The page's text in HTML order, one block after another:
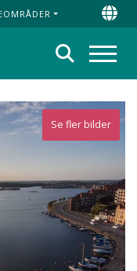
Søg
Se fler bilder